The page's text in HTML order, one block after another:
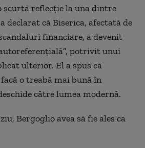
scurtă reflecţie la una dintre
declarat că Biserica, afectată de
financiare, a devenit
potrivit unui
ulterior. El a spus că
o treabă mai bună în
către lumea modernă.
Bergoglio avea să fie ales ca